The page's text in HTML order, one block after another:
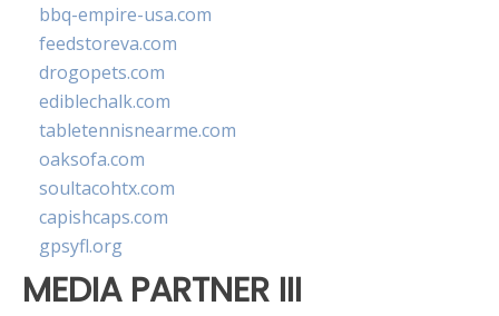
bbq-empire-usa.com
feedstoreva.com
drogopets.com
ediblechalk.com
tabletennisnearme.com
oaksofa.com
soultacohtx.com
capishcaps.com
gpsyfl.org
MEDIA PARTNER III